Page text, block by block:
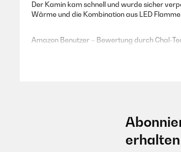
Der Kamin kam schnell und wurde sicher
Wärme und die Kombination aus LED
Amazon Benutzer – Bewertung durch Chal-
Amazon Benutzer – Bewertung durch Chal-